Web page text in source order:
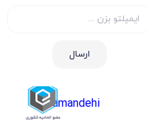
ارسال
samandehi